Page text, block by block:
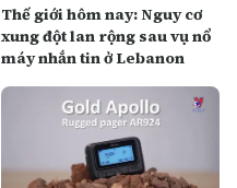
Thế giới hôm nay: Nguy cơ
xung đột lan rộng sau vụ nổ
máy nhắn tin ở Lebanon